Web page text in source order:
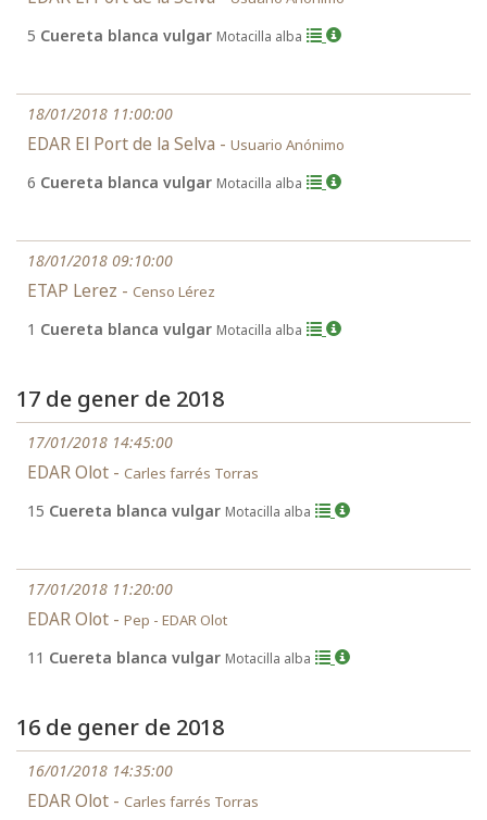
5 Cuereta blanca vulgar Motacilla alba
18/01/2018 11:00:00
EDAR El Port de la Selva - Usuario Anónimo
6 Cuereta blanca vulgar Motacilla alba
18/01/2018 09:10:00
ETAP Lerez - Censo Lérez
1 Cuereta blanca vulgar Motacilla alba
17 de gener de 2018
17/01/2018 14:45:00
EDAR Olot - Carles farrés Torras
15 Cuereta blanca vulgar Motacilla alba
17/01/2018 11:20:00
EDAR Olot - Pep - EDAR Olot
11 Cuereta blanca vulgar Motacilla alba
16 de gener de 2018
16/01/2018 14:35:00
EDAR Olot - Carles farrés Torras